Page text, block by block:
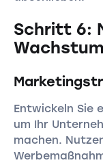
Schritt 6:
Wachstum
Entwickeln Sie
um Ihr
machen.